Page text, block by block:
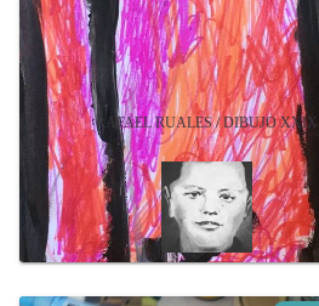
RAFAEL RUALES / DIBUJO XXIX